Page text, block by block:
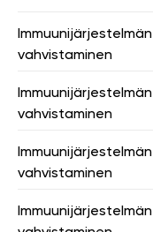
Immuunijärjestelmän
vahvistaminen
Immuunijärjestelmän
vahvistaminen
Immuunijärjestelmän
vahvistaminen
Immuunijärjestelmän